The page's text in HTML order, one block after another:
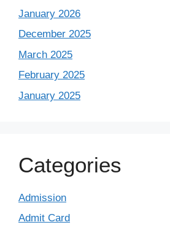
January 2026
December 2025
March 2025
February 2025
January 2025
Categories
Admission
Admit Card